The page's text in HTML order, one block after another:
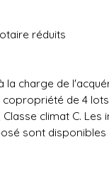
réduits
la charge de
de 4
climat C.
sont disponibles